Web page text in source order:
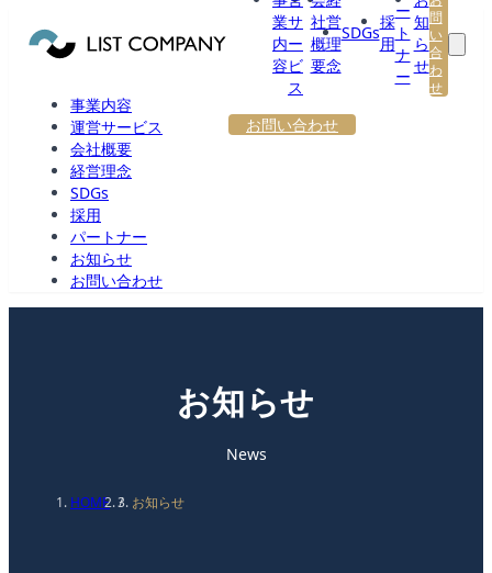
業
内
容
サ
ー
ビ
ス
社
概
要
営
理
念
SDGs
採
用
ー
ト
ナ
ー
知
ら
せ
お問い合わせ
問
い
合
わ
せ
事業内容
運営サービス
会社概要
経営理念
SDGs
採用
パートナー
お知らせ
お問い合わせ
お知らせ
News
HOME / お知らせ